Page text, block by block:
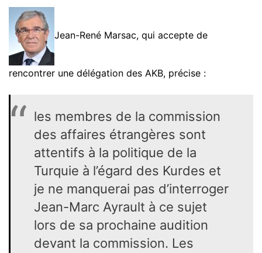
Jean-René Marsac, qui accepte de
rencontrer une délégation des AKB, précise :
les membres de la commission
des affaires étrangères sont
attentifs à la politique de la
Turquie à l’égard des Kurdes et
je ne manquerai pas d’interroger
Jean-Marc Ayrault à ce sujet
lors de sa prochaine audition
devant la commission. Les